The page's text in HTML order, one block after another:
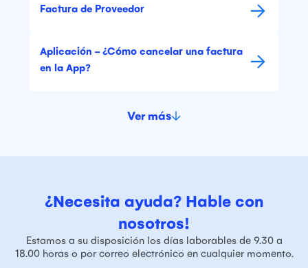
Factura de Proveedor
Aplicación - ¿Cómo cancelar una factura
en la App?
Ver más
¿Necesita ayuda? Hable con
nosotros!
Estamos a su disposición los días laborables de 9.30 a
18.00 horas o por correo electrónico en cualquier momento.